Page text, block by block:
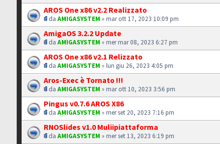
AROS One x86 v2.2 Realizzato
daAMIGASYSTEM » mar ott 17, 2023 10:09 pm
AmigaOS 3.2.2 Update
daAMIGASYSTEM » mer mar 08, 2023 6:27 pm
AROS One x86 v2.1 Relizzato
daAMIGASYSTEM » lun giu 26, 2023 4:05 pm
Aros-Exec è Tornato !!!
daAMIGASYSTEM » mar ott 10, 2023 3:56 pm
Pingus v0.7.6 AROS X86
daAMIGASYSTEM » mer set 20, 2023 7:16 pm
RNOSlides v1.0 Muliipiattaforma
daAMIGASYSTEM » mer set 13, 2023 6:19 pm